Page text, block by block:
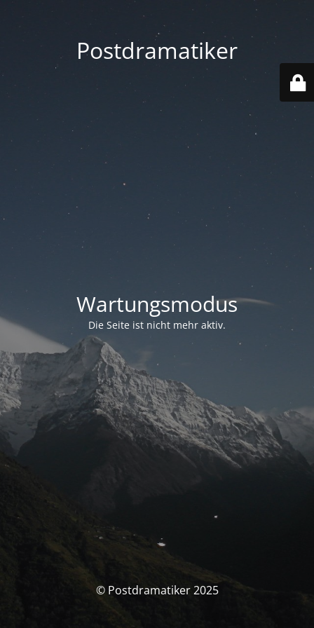
Postdramatiker
Wartungsmodus
Die Seite ist nicht mehr aktiv.
© Postdramatiker 2025